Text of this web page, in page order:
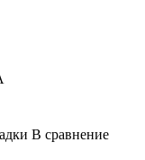
В сравнение